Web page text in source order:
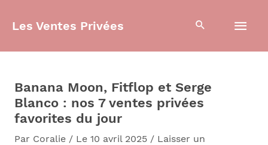
Les Ventes Privées
Banana Moon, Fitflop et Serge
Blanco : nos 7 ventes privées
favorites du jour
Par Coralie / Le 10 avril 2025 / Laisser un